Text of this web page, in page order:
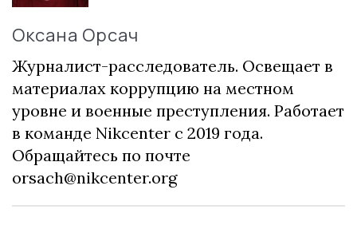
Оксана Орсач
Журналист-расследователь. Освещает в
материалах коррупцию на местном
уровне и военные преступления. Работает
в команде Nikcenter с 2019 года.
Обращайтесь по почте
orsach@nikcenter.org